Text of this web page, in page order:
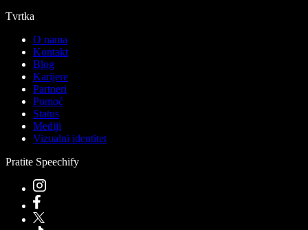
Tvrtka
O nama
Kontakt
Blog
Karijere
Partneri
Pomoć
Status
Mediji
Vizualni identitet
Pratite Speechify